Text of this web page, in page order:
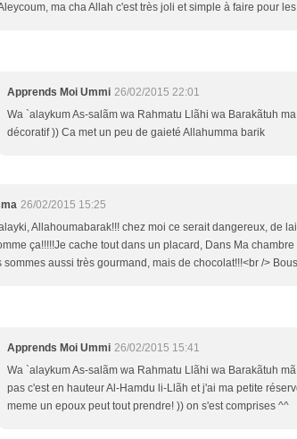
ma cha Allah c'est très joli et simple à faire pour
Apprends Moi Ummi 26/02/2015 22:01
Wa `alaykum As-salãm wa Rahmatu Llãhi wa Barakãtuh
décoratif )) Ca met un peu de gaieté Allahumma barik
26/02/2015 15:25
Allahoumabarak!!! chez moi ce serait dangereux, de
ça!!!!!Je cache tout dans un placard, Dans Ma
sommes aussi très gourmand, mais de chocolat!!!<br />
Apprends Moi Ummi 26/02/2015 15:41
Wa `alaykum As-salãm wa Rahmatu Llãhi wa Barakãtuh
pas c'est en hauteur Al-Hamdu li-Llãh et j'ai ma petite
meme un epoux peut tout prendre! )) on s'est comprises ^^